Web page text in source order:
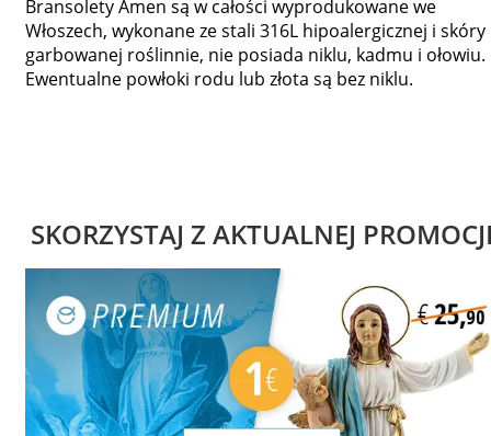
Bransolety Amen są w całości wyprodukowane we
Włoszech, wykonane ze stali 316L hipoalergicznej i skóry
garbowanej roślinnie, nie posiada niklu, kadmu i ołowiu.
Ewentualne powłoki rodu lub złota są bez niklu.
SKORZYSTAJ Z AKTUALNEJ